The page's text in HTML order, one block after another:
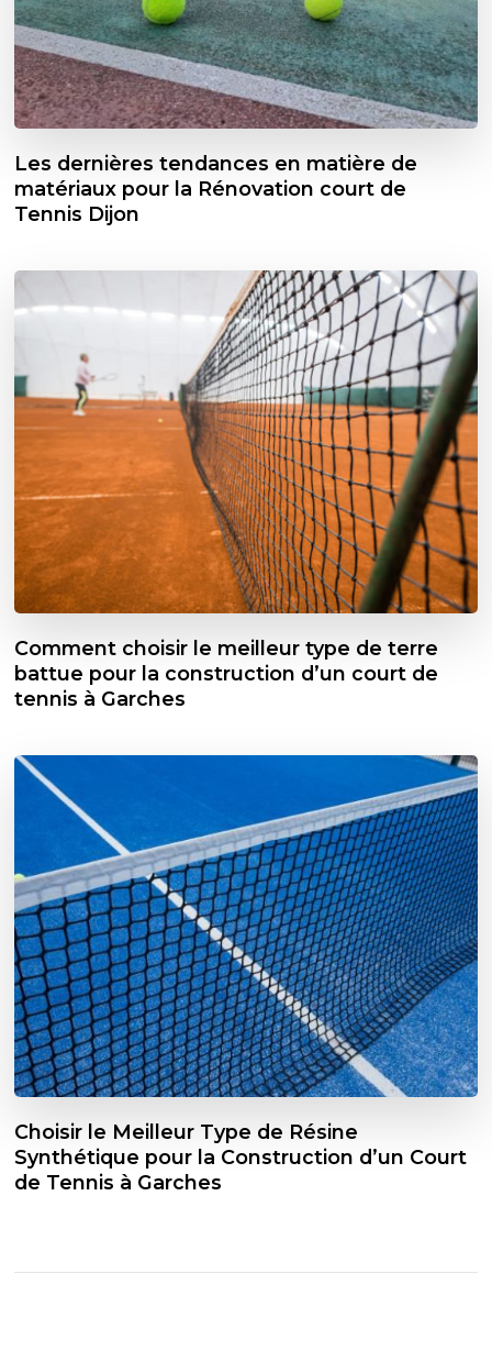
Les dernières tendances en matière de
matériaux pour la Rénovation court de
Tennis Dijon
Comment choisir le meilleur type de terre
battue pour la construction d’un court de
tennis à Garches
Choisir le Meilleur Type de Résine
Synthétique pour la Construction d’un Court
de Tennis à Garches